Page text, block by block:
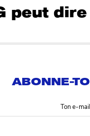
peut
Ton e-